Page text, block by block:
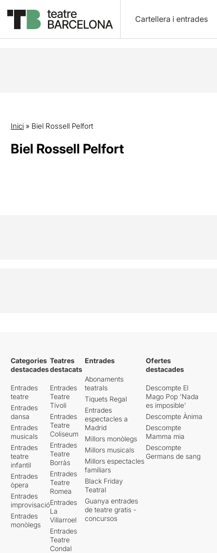
Cartellera i entrades
Inici » Biel Rossell Pelfort
Biel Rossell Pelfort
Categories
destacades
Entrades
teatre
Entrades
dansa
Entrades
musicals
Entrades
teatre
infantil
Entrades
òpera
Entrades
improvisació
Entrades
monòlegs
Teatres
destacats
Entrades
Teatre
Tívoli
Entrades
Teatre
Coliseum
Entrades
Teatre
Borràs
Entrades
Teatre
Romea
Entrades
La
Villarroel
Entrades
Teatre
Condal
Entrades
Abonaments
teatrals
Tiquets Regal
Entrades
espectacles a
Madrid
Millors monòlegs
Millors musicals
Millors espectacles
familiars
Black Friday
Teatral
Guanya entrades
de teatre gratis -
concursos
Ofertes
destacades
Descompte El
Mago Pop 'Nada
es imposible'
Descompte Ànima
Descompte
Mamma mia
Descompte
Germans de sang